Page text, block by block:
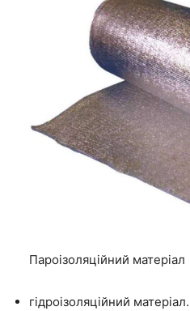
Пароізоляційний матеріал
гідроізоляційний матеріал.